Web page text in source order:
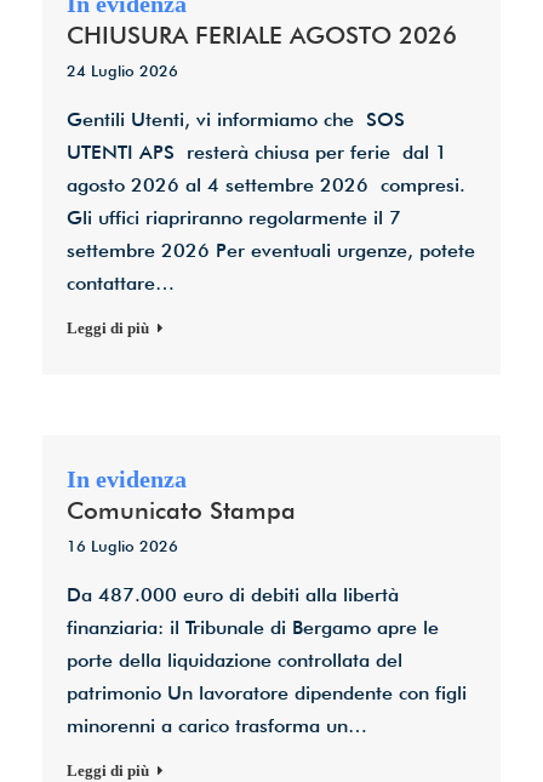
CHIUSURA FERIALE AGOSTO 2026
24 Luglio 2026
Gentili Utenti, vi informiamo che SOS
UTENTI APS resterà chiusa per ferie dal 1
agosto 2026 al 4 settembre 2026 compresi.
Gli uffici riapriranno regolarmente il 7
settembre 2026 Per eventuali urgenze, potete
contattare…
Leggi di più
Comunicato Stampa
16 Luglio 2026
Da 487.000 euro di debiti alla libertà
finanziaria: il Tribunale di Bergamo apre le
porte della liquidazione controllata del
patrimonio Un lavoratore dipendente con figli
minorenni a carico trasforma un…
Leggi di più